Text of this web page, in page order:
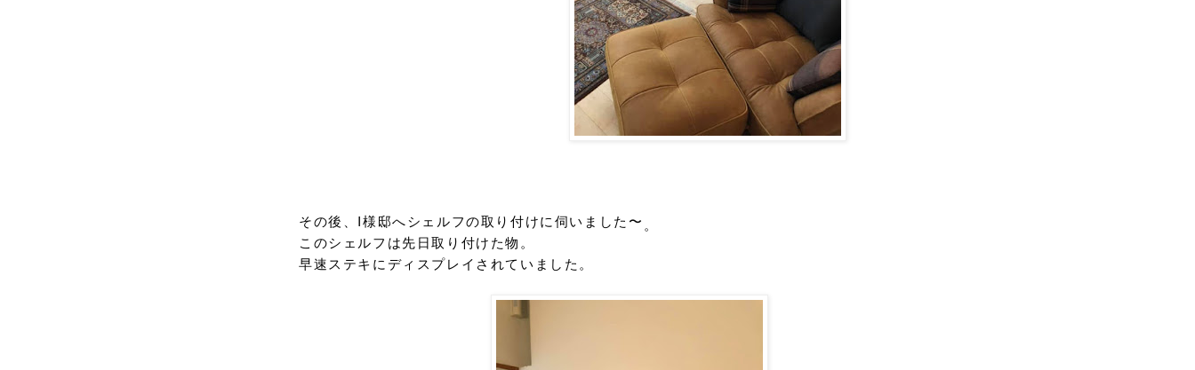
その後、I様邸へシェルフの取り付けに伺いました〜 。
このシェルフは先日取り付けた物。
早速ステキにディスプレイされていました。